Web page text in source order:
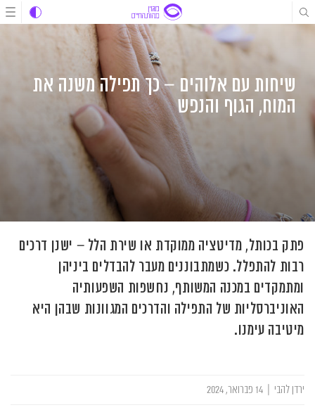
דלג
לתוכן
דלג
דלג
שיחות עם אלוהים – כך תפילה משנה את
המוח, הגוף והנפש
פתק בכותל, מדיטציה ממוקדת או שירת הלל – ישנן דרכים
רבות להתפלל. כשמתבוננים מעבר להבדלים ביניהן
ומתמקדים במכנה המשותף, נחשפות השפעותיה
האוניברסליות של התפילה והדרכים המגוונות שבהן היא
מיטיבה עימנו.
ירדן להבי